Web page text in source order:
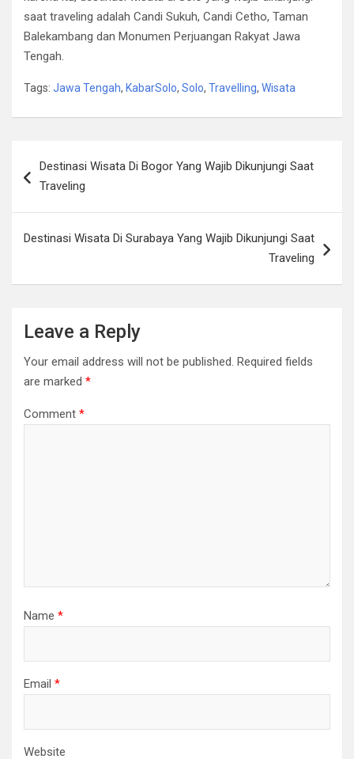
saat traveling adalah Candi Sukuh, Candi Cetho, Taman
Balekambang dan Monumen Perjuangan Rakyat Jawa
Tengah.
Tags: Jawa Tengah, KabarSolo, Solo, Travelling, Wisata
navigation
Destinasi Wisata Di Bogor Yang Wajib Dikunjungi Saat
Traveling
Destinasi Wisata Di Surabaya Yang Wajib Dikunjungi Saat
Traveling
Leave a Reply
Your email address will not be published. Required fields
are marked *
Comment *
Name *
Email *
Website